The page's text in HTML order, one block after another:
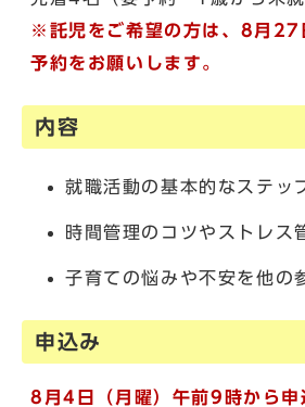
※託児をご希望の方は、8月27
予約をお願いします。
内容
就職活動の基本的なステッ
時間管理のコツやストレス
子育ての悩みや不安を他の
申込み
8月4日（月曜）午前9時から申